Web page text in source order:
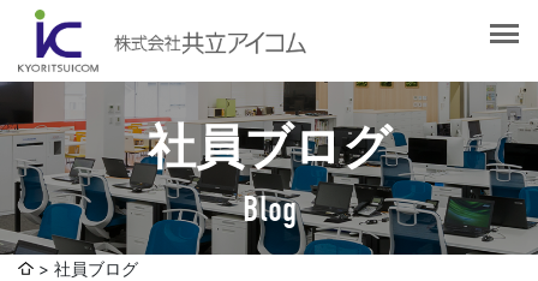
社員ブログ
Blog
会社概要
社長挨拶
企業理念
沿革
認証取得
選ばれる理由
サービス紹介
Web制作・ホームページ制作
社員ブログ